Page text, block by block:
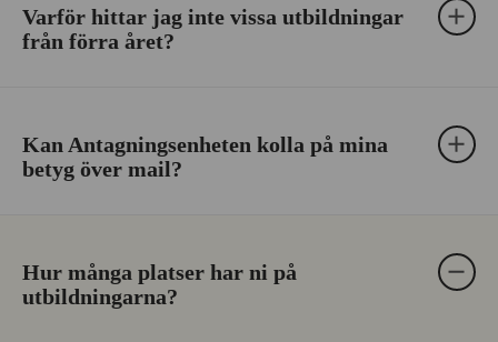
Varför hittar jag inte vissa utbildningar
från förra året?
Kan Antagningsenheten kolla på mina
betyg över mail?
Hur många platser har ni på
utbildningarna?